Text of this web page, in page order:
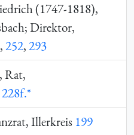
(1747-1818),
Direktor,
,252,293
Rat,
228f.*
Illerkreis 199